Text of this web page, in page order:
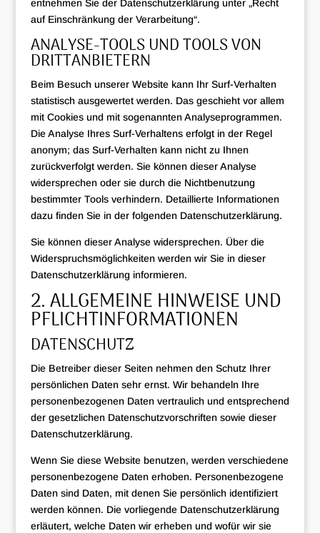
entnehmen Sie der Datenschutzerklärung unter „Recht
auf Einschränkung der Verarbeitung“.
ANALYSE-TOOLS UND TOOLS VON
DRITTANBIETERN
Beim Besuch unserer Website kann Ihr Surf-Verhalten
statistisch ausgewertet werden. Das geschieht vor allem
mit Cookies und mit sogenannten Analyseprogrammen.
Die Analyse Ihres Surf-Verhaltens erfolgt in der Regel
anonym; das Surf-Verhalten kann nicht zu Ihnen
zurückverfolgt werden. Sie können dieser Analyse
widersprechen oder sie durch die Nichtbenutzung
bestimmter Tools verhindern. Detaillierte Informationen
dazu finden Sie in der folgenden Datenschutzerklärung.
Sie können dieser Analyse widersprechen. Über die
Widerspruchsmöglichkeiten werden wir Sie in dieser
Datenschutzerklärung informieren.
2. ALLGEMEINE HINWEISE UND
PFLICHTINFORMATIONEN
DATENSCHUTZ
Die Betreiber dieser Seiten nehmen den Schutz Ihrer
persönlichen Daten sehr ernst. Wir behandeln Ihre
personenbezogenen Daten vertraulich und entsprechend
der gesetzlichen Datenschutzvorschriften sowie dieser
Datenschutzerklärung.
Wenn Sie diese Website benutzen, werden verschiedene
personenbezogene Daten erhoben. Personenbezogene
Daten sind Daten, mit denen Sie persönlich identifiziert
werden können. Die vorliegende Datenschutzerklärung
erläutert, welche Daten wir erheben und wofür wir sie